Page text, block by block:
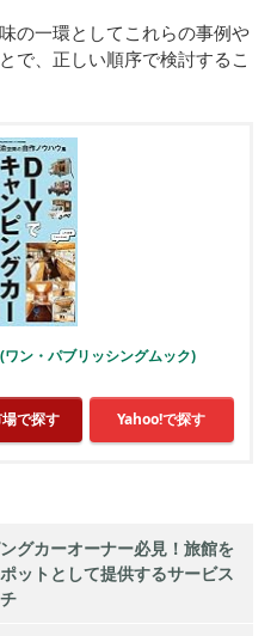
の一環としてこれらの事例や
で、正しい順序で検討するこ
ン・パブリッシングムック)
で探す Yahoo!で探す
グカーオーナー必見！旅館を
ットとして提供するサービス